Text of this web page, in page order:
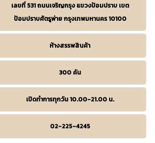
เลขที่ 531 ถนนเจริญกรุง แขวงป้อมปราบ เขต
ป้อมปราบศัตรูพ่าย กรุงเทพมหานคร 10100
ห้างสรรพสินค้า
300 คัน
เปิดทำการทุกวัน 10.00-21.00 น.
02-225-4245